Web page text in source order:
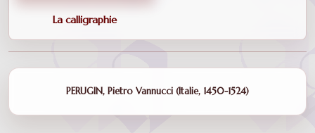
La calligraphie
PERUGIN, Pietro Vannucci (Italie, 1450-1524)